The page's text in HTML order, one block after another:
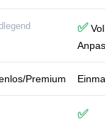
✅
Premium
✅